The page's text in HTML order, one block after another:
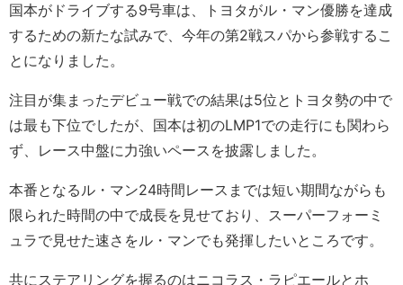
国本がドライブする9号車は、トヨタがル・マン優勝を達成
するための新たな試みで、今年の第2戦スパから参戦するこ
とになりました。
注目が集まったデビュー戦での結果は5位とトヨタ勢の中で
は最も下位でしたが、国本は初のLMP1での走行にも関わら
ず、レース中盤に力強いペースを披露しました。
本番となるル・マン24時間レースまでは短い期間ながらも
限られた時間の中で成長を見せており、スーパーフォーミ
ュラで見せた速さをル・マンでも発揮したいところです。
共にステアリングを握るのはニコラス・ラピエールとホ